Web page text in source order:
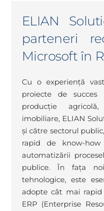
ELIAN
parteneri
Microsoft în
Cu o experiență
proiecte de
producție
imobiliare, ELIAN
și către sectorul
rapid de know-
automatizării
publice. În fața
tehnologice, este
adopte cât mai
ERP (Enterprise